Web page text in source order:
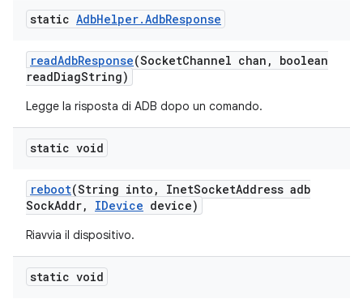
static AdbHelper.AdbResponse
readAdbResponse(SocketChannel chan ,
boolean
readDiagString)
Legge la risposta di ADB dopo un comando.
static void
reboot(String into , InetSocketAddress adb
SockAddr, IDevice device)
Riavvia il dispositivo.
static void